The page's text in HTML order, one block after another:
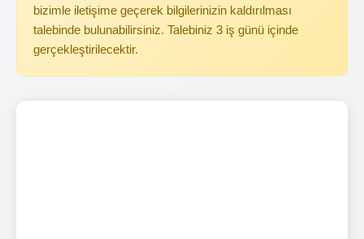
bizimle iletişime geçerek bilgilerinizin kaldırılması
talebinde bulunabilirsiniz. Talebiniz 3 iş günü içinde
gerçekleştirilecektir.